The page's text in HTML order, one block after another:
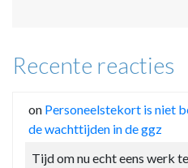
Recente reacties
on Personeelstekort is niet
de wachttijden in de ggz
Tijd om nu echt eens werk